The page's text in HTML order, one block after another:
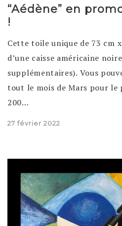
“Aédène” en
!
Cette toile unique de 73 cm
d’une caisse américaine
supplémentaires). Vous
tout le mois de Mars pour le
200…
Posted
27 février 2022